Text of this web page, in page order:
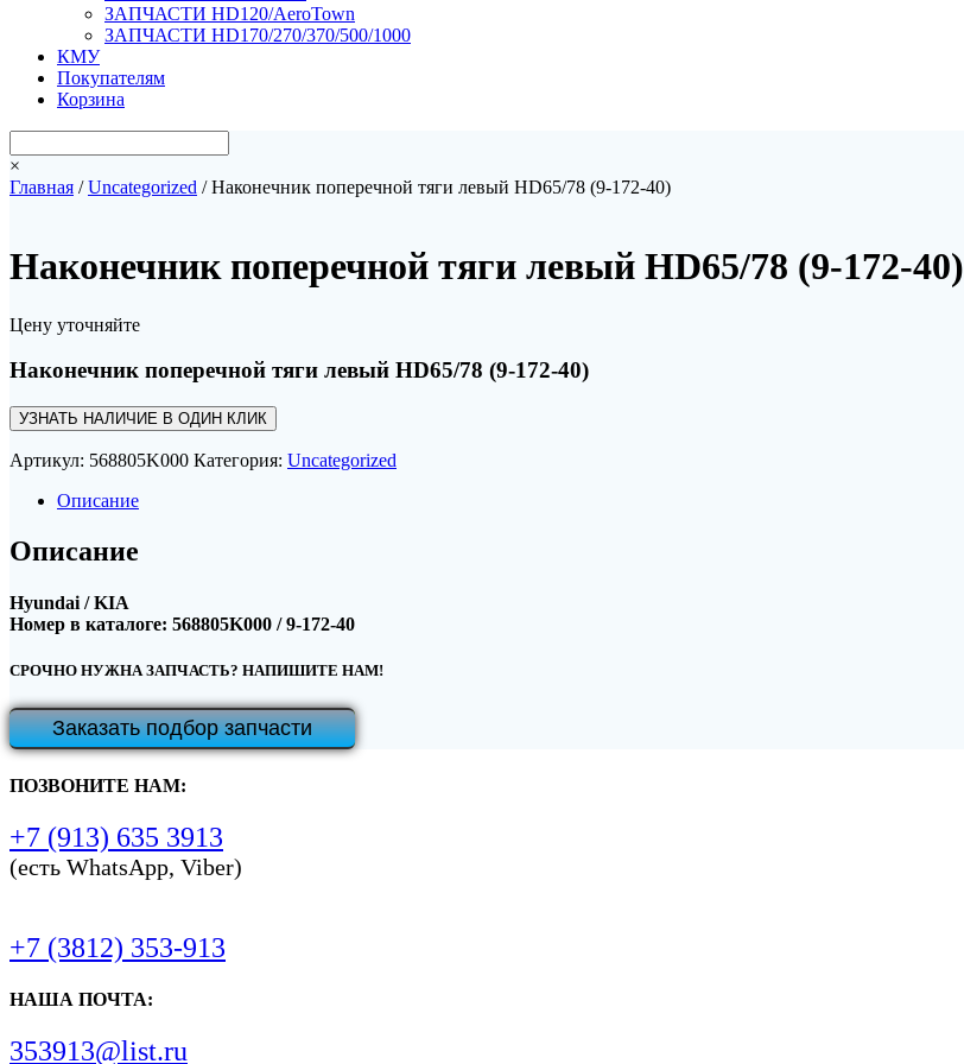
ЗАПЧАСТИ HD120/AeroTown
ЗАПЧАСТИ HD170/270/370/500/1000
КМУ
Покупателям
Корзина
×
Главная /Uncategorized / Наконечник поперечной тяги левый HD65/78 (9-172-40)
Наконечник поперечной тяги левый HD65/78 (9-172-40)
Цену уточняйте
Наконечник поперечной тяги левый HD65/78 (9-172-40)
УЗНАТЬ НАЛИЧИЕ В ОДИН КЛИК
Артикул: 568805K000 Категория: Uncategorized
Описание
Описание
Hyundai / KIA
Номер в каталоге: 568805K000 / 9-172-40
СРОЧНО НУЖНА ЗАПЧАСТЬ? НАПИШИТЕ НАМ!
Заказать подбор запчасти
ПОЗВОНИТЕ НАМ:
+7 (913) 635 3913
(есть WhatsApp, Viber)
+7 (3812) 353-913
НАША ПОЧТА:
353913@list.ru